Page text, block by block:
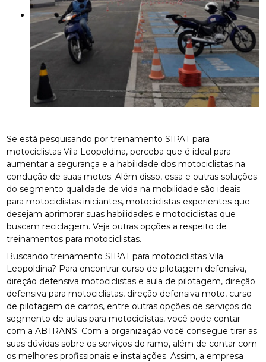
Se está pesquisando por treinamento SIPAT para
motociclistas Vila Leopoldina, perceba que é ideal para
aumentar a segurança e a habilidade dos motociclistas na
condução de suas motos. Além disso, essa e outras soluções
do segmento qualidade de vida na mobilidade são ideais
para motociclistas iniciantes, motociclistas experientes que
desejam aprimorar suas habilidades e motociclistas que
buscam reciclagem. Veja outras opções a respeito de
treinamentos para motociclistas.
Buscando treinamento SIPAT para motociclistas Vila
Leopoldina? Para encontrar curso de pilotagem defensiva,
direção defensiva motociclistas e aula de pilotagem, direção
defensiva para motociclistas, direção defensiva moto, curso
de pilotagem de carros, entre outras opções de serviços do
segmento de aulas para motociclistas, você pode contar
com a ABTRANS. Com a organização você consegue tirar as
suas dúvidas sobre os serviços do ramo, além de contar com
os melhores profissionais e instalações. Assim, a empresa